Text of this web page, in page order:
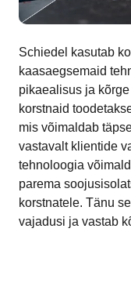
Schiedel kasutab
kaasaegsemaid
pikaealisus ja
korstnaid
mis võimaldab
vastavalt klientide
tehnoloogia
parema
korstnatele. Tänu
vajadusi ja vastab